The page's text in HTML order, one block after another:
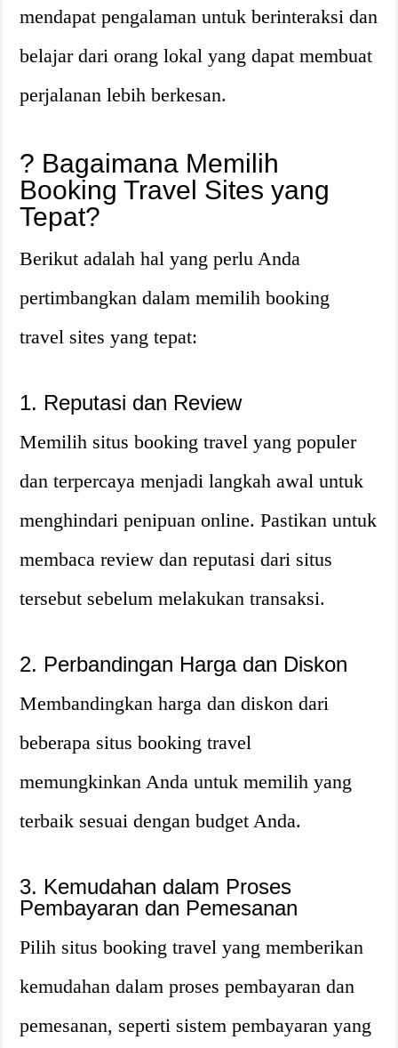
mendapat pengalaman untuk berinteraksi dan
belajar dari orang lokal yang dapat membuat
perjalanan lebih berkesan.
? Bagaimana Memilih
Booking Travel Sites yang
Tepat?
Berikut adalah hal yang perlu Anda
pertimbangkan dalam memilih booking
travel sites yang tepat:
1. Reputasi dan Review
Memilih situs booking travel yang populer
dan terpercaya menjadi langkah awal untuk
menghindari penipuan online. Pastikan untuk
membaca review dan reputasi dari situs
tersebut sebelum melakukan transaksi.
2. Perbandingan Harga dan Diskon
Membandingkan harga dan diskon dari
beberapa situs booking travel
memungkinkan Anda untuk memilih yang
terbaik sesuai dengan budget Anda.
3. Kemudahan dalam Proses
Pembayaran dan Pemesanan
Pilih situs booking travel yang memberikan
kemudahan dalam proses pembayaran dan
pemesanan, seperti sistem pembayaran yang